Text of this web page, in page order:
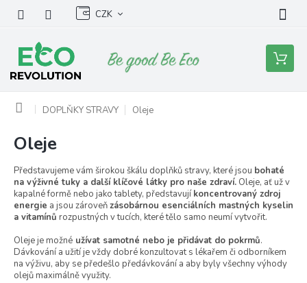
obsah
CZK
Nákupní
košík
Domů DOPLŇKY STRAVY Oleje
Oleje
Představujeme vám širokou škálu doplňků stravy, které jsou bohaté
na výživné tuky a další klíčové látky pro naše zdraví. Oleje, ať už v
kapalné formě nebo jako tablety, představují koncentrovaný zdroj
energie a jsou zároveňzásobárnou esenciálních mastných kyselin
a vitamínů rozpustných v tucích, které tělo samo neumí vytvořit.
Oleje je možné užívat samotné nebo je přidávat do pokrmů.
Dávkování a užití je vždy dobré konzultovat s lékařem či odborníkem
na výživu, aby se předešlo předávkování a aby byly všechny výhody
olejů maximálně využity.